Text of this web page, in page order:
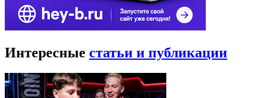
Интересные статьи и публикации